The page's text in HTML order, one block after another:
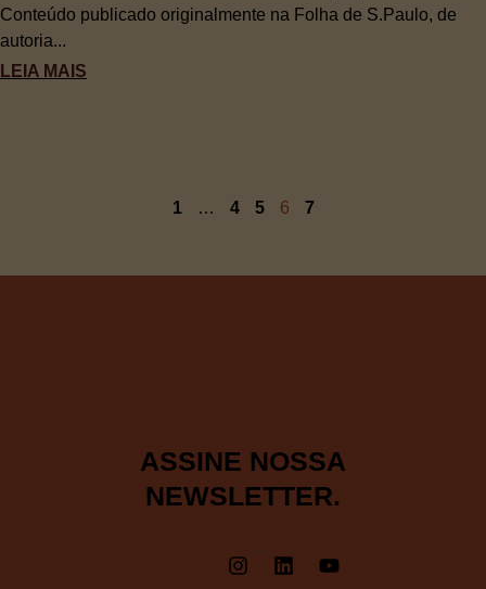
Conteúdo publicado originalmente na Folha de S.Paulo, de
autoria...
LEIA MAIS
1 … 4 5 6 7
ASSINE NOSSA
NEWSLETTER.